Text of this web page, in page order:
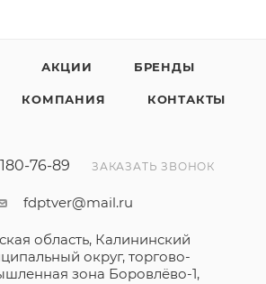
АКЦИИ БРЕНДЫ
КОМПАНИЯ КОНТАКТЫ
76-89 ЗАКАЗАТЬ ЗВОНОК
fdptver@mail.ru
область, Калининский
округ, торгово-
зона Боровлёво-1,